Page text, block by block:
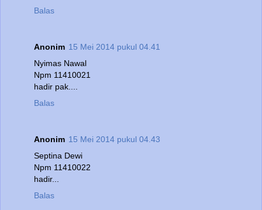
Balas
Anonim 15 Mei 2014 pukul 04.41
Nyimas Nawal
Npm 11410021
hadir pak....
Balas
Anonim 15 Mei 2014 pukul 04.43
Septina Dewi
Npm 11410022
hadir...
Balas